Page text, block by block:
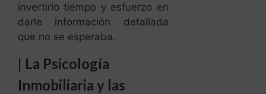
invertirlo tiempo y esfuerzo en
darle información detallada
que no se esperaba.
| La Psicología
Inmobiliaria y las